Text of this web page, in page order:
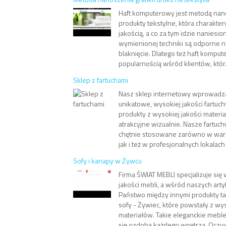
Haft komputerowy jest metodą
produkty tekstylne, która
jakością, a co za tym idzie
wymienionej techniki są odporne
blaknięcie. Dlatego też haft
popularnością wśród klientów,
Sklep z fartuchami
Nasz sklep internetowy
unikatowe, wysokiej jakości
produkty z wysokiej jakości
atrakcyjne wizualnie. Nasze
chętnie stosowane zarówno w
jak i też w profesjonalnych
Sofy i kanapy w Żywcu
Firma ŚWIAT MEBLI specjalizuje
jakości mebli, a wśród naszych
Państwo między innymi produkty
sofy - Żywiec, które powstały z
materiałów. Takie eleganckie